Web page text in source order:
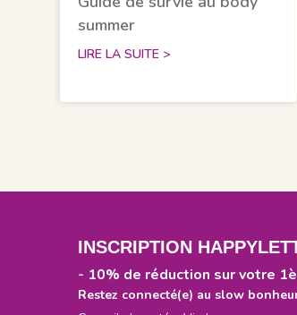
summer
LIRE LA SUITE >
INSCRIPTION
- 10% de réduction sur votre
Restez connecté(e) au slow